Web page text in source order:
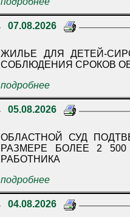
07.08.2026
ЖИЛЬЕ ДЛЯ ДЕТЕЙ-
СОБЛЮДЕНИЯ СРОКОВ
подробнее
05.08.2026
ОБЛАСТНОЙ СУД
РАЗМЕРЕ БОЛЕЕ 2
РАБОТНИКА
подробнее
04.08.2026